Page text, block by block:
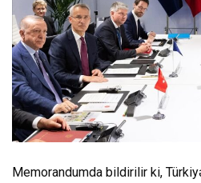
Memorandumda bildirilir ki,